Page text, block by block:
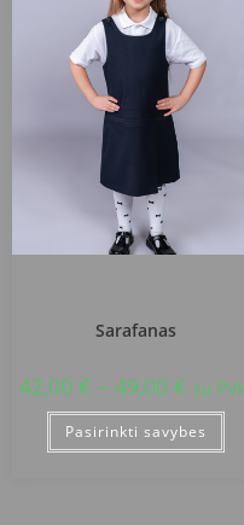
Sarafanas
42,00 € – 49,00 € su
Pasirinkti savybes